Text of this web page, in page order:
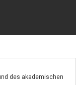
des akademischen